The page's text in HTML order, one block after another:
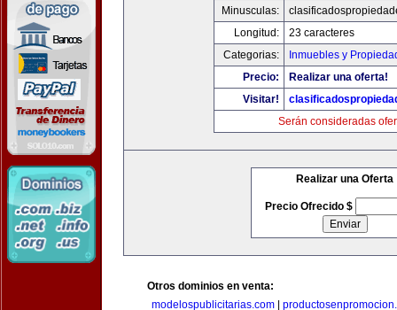
Minusculas:
Longitud:
23 caracteres
Categorias:
Inmuebles y
Precio:
Realizar una oferta!
Visitar!
Serán consideradas
Realizar una Oferta
Precio Ofrecido $
Otros dominios en venta:
modelospublicitarias.com